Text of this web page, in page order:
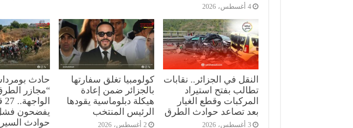
4 أغسطس، 2026
النقل في الجزائر.. نقابات
تطالب بفتح استيراد
المركبات وقطع الغيار
بعد تصاعد حوادث الطرق
3 أغسطس، 2026
كولومبيا تغلق سفارتها
بالجزائر ضمن إعادة
هيكلة دبلوماسية يقودها
الرئيس المنتخب
2 أغسطس، 2026
حادث
“مجازر
يفضحون
حوادث السير